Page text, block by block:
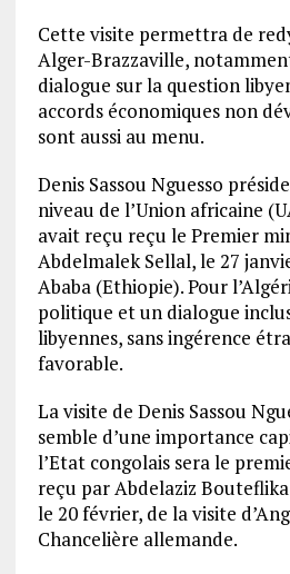
Cette visite permettra de
Alger-Brazzaville,
dialogue sur la question
accords économiques non
sont aussi au menu.
Denis Sassou Nguesso
niveau de l’Union africaine
avait reçu reçu le Premier
Abdelmalek Sellal, le 27
Ababa (Ethiopie). Pour
politique et un dialogue
libyennes, sans ingérence
favorable.
La visite de Denis Sassou
semble d’une importance
l’Etat congolais sera le
reçu par Abdelaziz
le 20 février, de la visite
Chancelière allemande.